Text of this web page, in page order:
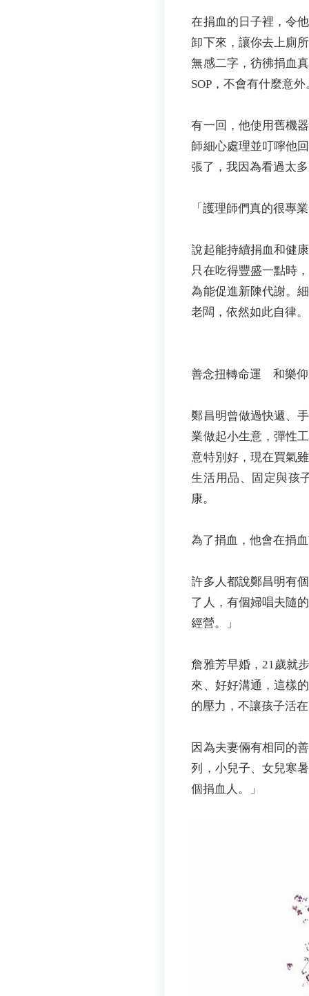
在捐血的日子裡，令
卸下來，讓你去上廁
無感二字，彷彿捐血
SOP，不會有什麼意
有一回，他使用舊機
師細心處理並叮嚀他
張了，我因為看過太
「護理師們真的很專
說起能持續捐血和健
只在吃得豐盛一點時
為能促進新陳代謝。
老闆，依然如此自律。
善念扭轉命運 和樂
鄭昌明曾做過快遞、
業做起小生意，彈性
意特別好，現在買氣
生活用品、固定與孩
康。
為了捐血，他會在捐
許多人都說鄭昌明有
了人，有個婦唱夫隨
經營。」
詹雅芳早婚，21歲就
來、好好溝通，這樣
的壓力，不讓孩子活
因為夫妻倆有相同的
列，小兒子、女兒寒
個捐血人。」